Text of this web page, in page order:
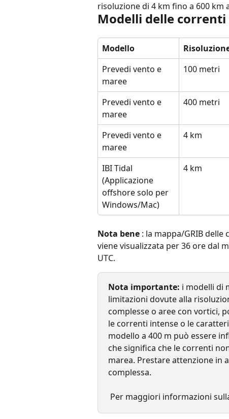
risoluzione di 4 km fino a 600 km
Modelli delle
Modello
Prevedi vento e
maree
100 metri
Prevedi vento e
maree
400 metri
Prevedi vento e
maree
4 km
IBI Tidal
(Applicazione
offshore solo per
Windows/Mac)
4 km
Nota bene : la mappa/GRIB
viene visualizzata per 36 ore dal
UTC.
Nota importante: i modelli di
limitazioni dovute alla
complesse o aree con vortici,
le correnti intense o le
modello a 400 m può essere
che significa che le correnti
marea. Prestare attenzione in
complessa.
Per maggiori informazioni